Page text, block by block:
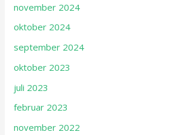
november 2024
oktober 2024
september 2024
oktober 2023
juli 2023
februar 2023
november 2022